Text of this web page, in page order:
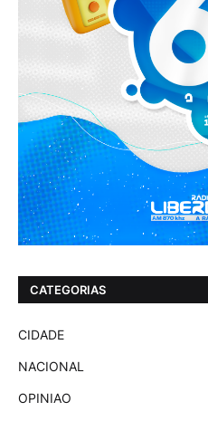
CATEGORIAS
CIDADE
NACIONAL
OPINIAO